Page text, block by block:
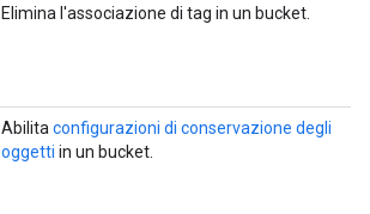
Elimina l'associazione di tag in un bucket.
Abilita configurazioni di conservazione degli
oggetti in un bucket.